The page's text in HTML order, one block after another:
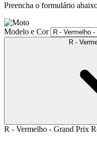
Preencha o formulário
Modelo e Cor
R -
R - Vermelho - Grand Prix